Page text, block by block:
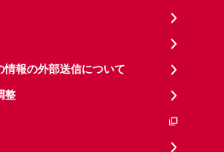
報の外部送信について
整